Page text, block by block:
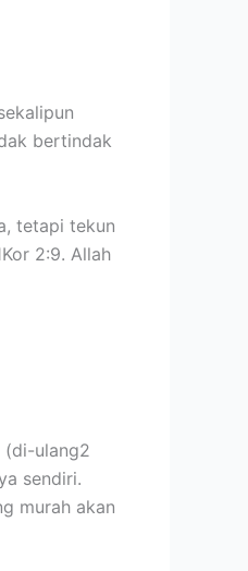
bertindak
tetapi tekun
2:9. Allah
(di-ulang2
sendiri.
murah akan